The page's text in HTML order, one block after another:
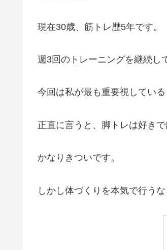
現在30歳、筋トレ歴5年です。
週3回のトレーニングを継続し
今回は私が最も重要視してい
正直に言うと、脚トレは好きで
かなりきついです。
しかし体づくりを本気で行う